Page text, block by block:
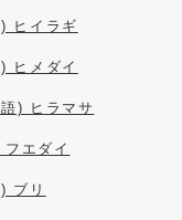
ヒイラギ
ヒメダイ
) ヒラマサ
エダイ
ブリ